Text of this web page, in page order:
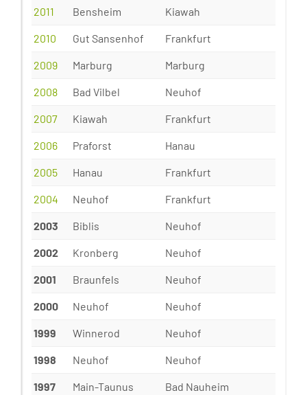
2011 Bensheim Kiawah
2010 Gut Sansenhof Frankfurt
2009 Marburg Marburg
2008 Bad Vilbel Neuhof
2007 Kiawah Frankfurt
2006 Praforst Hanau
2005 Hanau Frankfurt
2004 Neuhof Frankfurt
2003 Biblis Neuhof
2002 Kronberg Neuhof
2001 Braunfels Neuhof
2000 Neuhof Neuhof
1999 Winnerod Neuhof
1998 Neuhof Neuhof
1997 Main-Taunus Bad Nauheim